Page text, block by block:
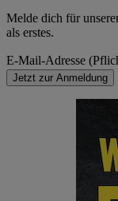
Melde dich für
als erstes.
E-Mail-Adresse
Jetzt zur Anmeldung